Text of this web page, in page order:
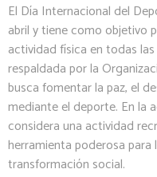
El Día Internacional del
abril y tiene como objetivo
actividad física en todas
respaldada por la
busca fomentar la paz, el
mediante el deporte. En la
considera una actividad
herramienta poderosa para
transformación social.